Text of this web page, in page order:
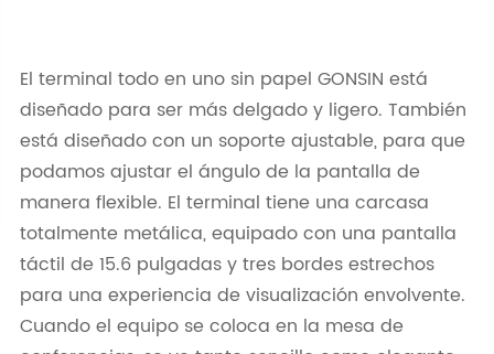
El terminal todo en uno sin papel GONSIN está
diseñado para ser más delgado y ligero. También
está diseñado con un soporte ajustable, para que
podamos ajustar el ángulo de la pantalla de
manera flexible. El terminal tiene una carcasa
totalmente metálica, equipado con una pantalla
táctil de 15.6 pulgadas y tres bordes estrechos
para una experiencia de visualización envolvente.
Cuando el equipo se coloca en la mesa de